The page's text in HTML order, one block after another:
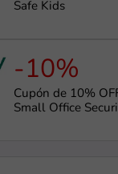
Safe Kids
-10%
Cupón de 10%
Small Office